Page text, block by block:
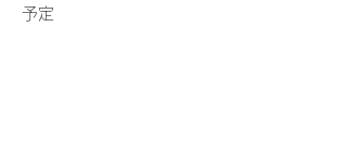
予定